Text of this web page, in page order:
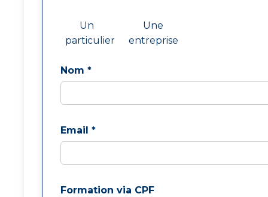
Un
particulier
Une
entreprise
Nom *
Email *
Formation via CPF